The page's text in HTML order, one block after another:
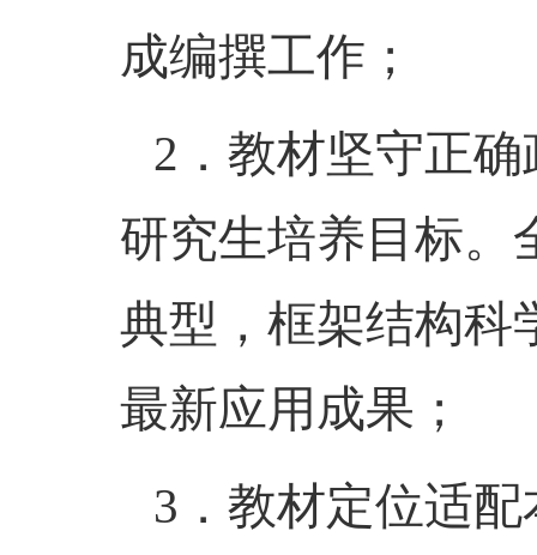
成编撰工作；
2． 教材坚守正
研究生培养目标。
典型，框架结构科
最新应用成果；
3． 教材定位适